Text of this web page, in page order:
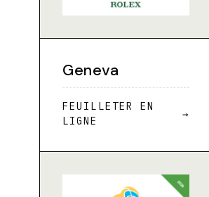
Geneva
FEUILLETER EN
LIGNE
→